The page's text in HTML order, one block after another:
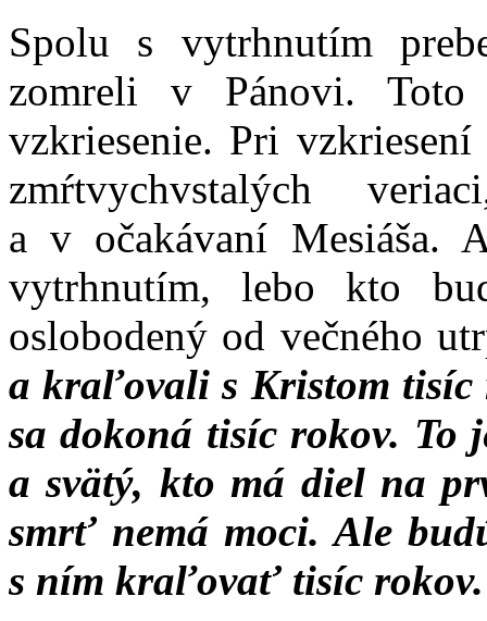
Spolu s vytrhnutím
zomreli v Pánovi. Toto
vzkriesenie. Pri
zmŕtvychvstalých
a v očakávaní Mesiáša.
vytrhnutím, lebo kto
oslobodený od večného
a kraľovali s Kristom tisíc
sa dokoná tisíc rokov. To
a svätý, kto má diel na
smrť nemá moci. Ale
s ním kraľovať tisíc